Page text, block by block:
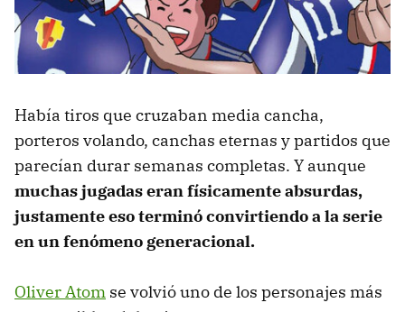
Había tiros que cruzaban media cancha,
porteros volando, canchas eternas y partidos que
parecían durar semanas completas. Y aunque
muchas jugadas eran físicamente absurdas,
justamente eso terminó convirtiendo a la serie
en un fenómeno generacional.
Oliver Atom se volvió uno de los personajes más